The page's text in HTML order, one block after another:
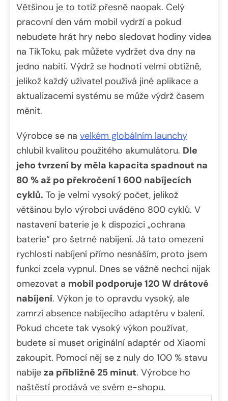
Většinou je to totiž přesně naopak. Celý
pracovní den vám mobil vydrží a pokud
nebudete hrát hry nebo sledovat hodiny videa
na TikToku, pak můžete vydržet dva dny na
jedno nabití. Výdrž se hodnotí velmi obtížně,
jelikož každý uživatel používá jiné aplikace a
aktualizacemi systému se může výdrž časem
měnit.
Výrobce se na velkém globálním launchy
chlubil kvalitou použitého akumulátoru. Dle
jeho tvrzení by měla kapacita spadnout na
80 % až po překročení 1 600 nabíjecích
cyklů. To je velmi vysoký počet, jelikož
většinou bylo výrobci uváděno 800 cyklů. V
nastavení baterie je k dispozici „ochrana
baterie“ pro šetrné nabíjení. Já tato omezení
rychlosti nabíjení přímo nesnáším, proto jsem
funkci zcela vypnul. Dnes se vážně nechci nijak
omezovat a mobil podporuje 120 W drátové
nabíjení. Výkon je to opravdu vysoký, ale
zamrzí absence nabíjecího adaptéru v balení.
Pokud chcete tak vysoký výkon používat,
budete si muset originální adaptér od Xiaomi
zakoupit. Pomocí něj se z nuly do 100 % stavu
nabije za přibližně 25 minut. Výrobce ho
naštěstí prodává ve svém e-shopu.